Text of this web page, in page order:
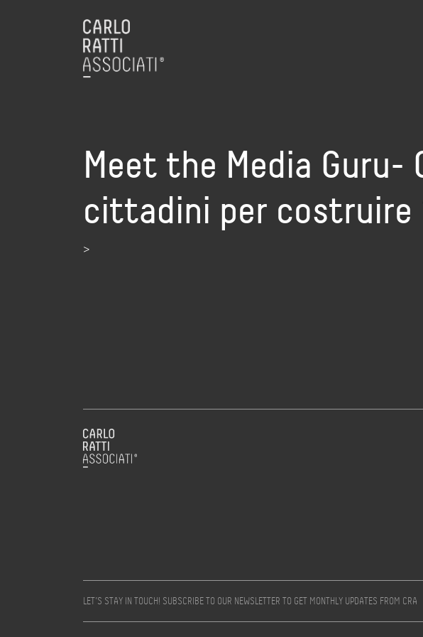
Meet the Media Guru-
cittadini per costruire
>
LET’S STAY IN TOUCH! SUBSCRIBE TO OUR NEWSLETTER TO GET MONTHLY UPDATES FROM CRA